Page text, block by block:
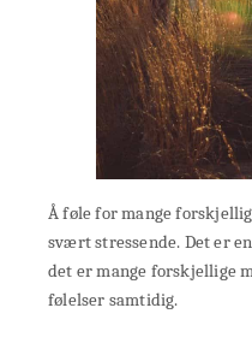
Å føle for mange
svært stressende. Det er
det er mange forskjellige
følelser samtidig.